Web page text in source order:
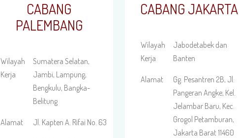
CABANG
PALEMBANG
Wilayah
Kerja
Sumatera Selatan,
Jambi, Lampung,
Bengkulu, Bangka-
Belitung
Alamat Jl. Kapten A. Rifai No. 63
CABANG JAKARTA
Wilayah
Kerja
Jabodetabek dan
Banten
Alamat
Gg. Pesantren 2B, Jl.
Pangeran Angke, Kel.
Jelambar Baru, Kec.
Grogol Petamburan,
Jakarta Barat 11460